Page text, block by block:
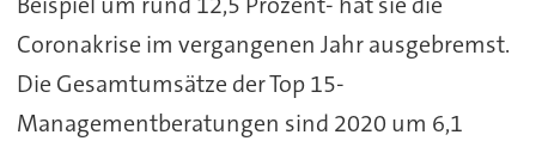
Coronakrise im vergangenen Jahr ausgebremst.
Die Gesamtumsätze der Top 15-
Managementberatungen sind 2020 um 6,1